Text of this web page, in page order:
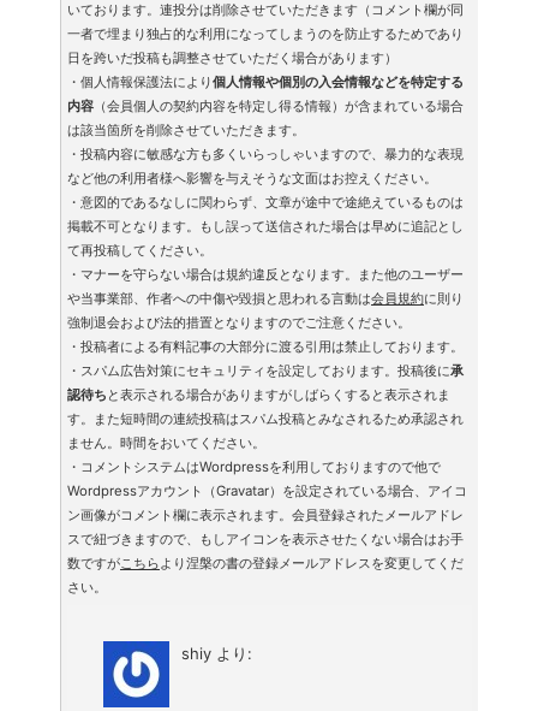
いております。連投分は削除させていただきます（コメント欄が同
一者で埋まり独占的な利用になってしまうのを防止するためであり
日を跨いだ投稿も調整させていただく場合があります）
・個人情報保護法により個人情報や個別の入会情報などを特定する
内容 （会員個人の契約内容を特定し得る情報）が含まれている場合
は該当箇所を削除させていただきます。
・投稿内容に敏感な方も多くいらっしゃいますので、暴力的な表現
など他の利用者様へ影響を与えそうな文面はお控えください。
・意図的であるなしに関わらず、文章が途中で途絶えているものは
掲載不可となります。もし誤って送信された場合は早めに追記とし
て再投稿してください。
・マナーを守らない場合は規約違反となります。また他のユーザー
や当事業部、作者への中傷や毀損と思われる言動は会員規約に則り
強制退会および法的措置となりますのでご注意ください。
・投稿者による有料記事の大部分に渡る引用は禁止しております。
・スパム広告対策にセキュリティを設定しております。投稿後に承
認待ち と表示される場合がありますがしばらくすると表示されま
す。また短時間の連続投稿はスパム投稿とみなされるため承認され
ません。時間をおいてください。
・コメントシステムはWordpressを利用しておりますので他で
Wordpressアカウント（Gravatar）を設定されている場合、アイコ
ン画像がコメント欄に表示されます。会員登録されたメールアドレ
スで紐づきますので、もしアイコンを表示させたくない場合はお手
数ですがこちらより涅槃の書の登録メールアドレスを変更してくだ
さい。
shiy より: